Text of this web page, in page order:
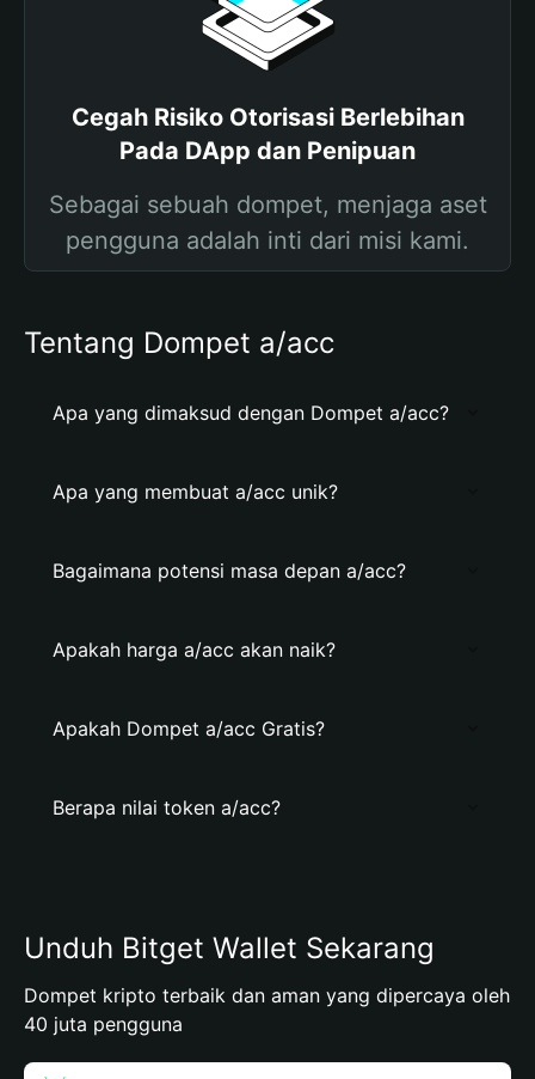
Cegah Risiko Otorisasi Berlebihan
Pada DApp dan Penipuan
Sebagai sebuah dompet, menjaga aset
pengguna adalah inti dari misi kami.
Tentang Dompet a/acc
Apa yang dimaksud dengan Dompet a/acc?
Apa yang membuat a/acc unik?
Bagaimana potensi masa depan a/acc?
Apakah harga a/acc akan naik?
Apakah Dompet a/acc Gratis?
Berapa nilai token a/acc?
Unduh Bitget Wallet Sekarang
Dompet kripto terbaik dan aman yang dipercaya oleh
40 juta pengguna